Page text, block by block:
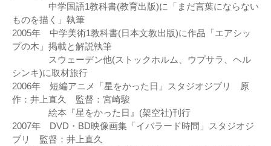
中学国語1教科書(教育出版)に「まだ言葉にならない
ものを描く」執筆
2005年 中学美術1教科書(日本文教出版)に作品「エアシッ
プの木」掲載と解説執筆
スウェーデン他(ストックホルム、ウプサラ、ヘル
シンキ)に取材旅行
2006年 短編アニメ「星をかった日」スタジオジブリ 原
作：井上直久 監督：宮崎駿
絵本『星をかった日』(架空社)刊行
2007年 DVD・BD映像画集「イバラード時間」スタジオジ
ブリ 監督：井上直久